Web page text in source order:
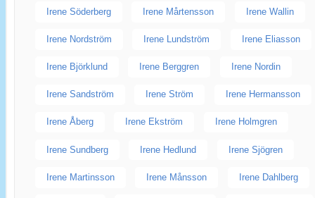
Irene Söderberg Irene Mårtensson Irene Wallin
Irene Nordström Irene Lundström Irene Eliasson
Irene Björklund Irene Berggren Irene Nordin
Irene Sandström Irene Ström Irene Hermansson
Irene Åberg Irene Ekström Irene Holmgren
Irene Sundberg Irene Hedlund Irene Sjögren
Irene Martinsson Irene Månsson Irene Dahlberg